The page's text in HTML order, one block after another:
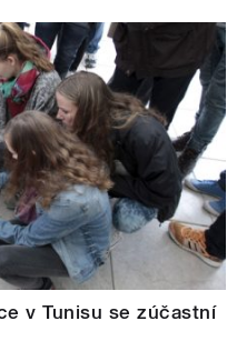
v Tunisu se zúčastní